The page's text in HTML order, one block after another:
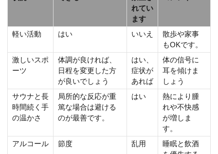
れてい
ます
軽い活動 はい いいえ
散歩や家事
もOKです。
激しいスポ
ーツ
体調が良ければ、
日程を変更した方
が良いでしょう
はい、
症状が
あれば
体の信号に
耳を傾けま
しょう
サウナと長
時間続く手
の温かさ
局所的な反応が重
篤な場合は避ける
のが最善です。
はい
熱により腫
れや不快感
が増しま
す。
アルコール
節度 乱用
睡眠と飲酒